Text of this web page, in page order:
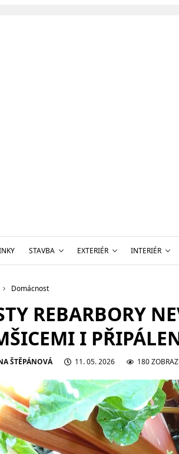
STAVBA EXTERIÉR INTERIÉR
Domácnost
REBARBORY
I
ŠTĚPÁNOVÁ 11. 05. 2026 180